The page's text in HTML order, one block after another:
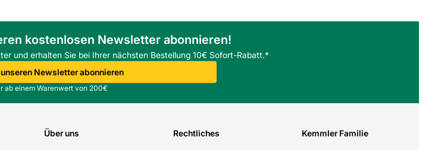
kostenlosen Newsletter abonnieren!
und erhalten Sie bei Ihrer nächsten Bestellung 10€ Sofort-Rabatt.*
Newsletter abonnieren
ab einem Warenwert von 200€
Über uns Rechtliches Kemmler Familie